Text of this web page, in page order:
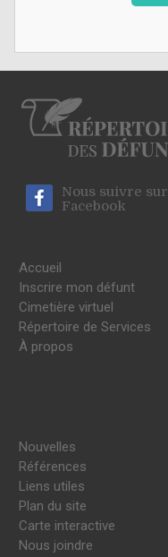
Nous suivre sur
Facebook
Accueil
Inscrire mon défunt
Cimetière virtuel
Répertoire de Services
À propos
Nouvelles
Références
Liens utiles
Plan du site
Carte interactive
Nous joindre